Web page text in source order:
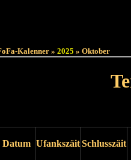
Kalenner » 2025 » Oktober
Datum UfankszäitSchlusszäit